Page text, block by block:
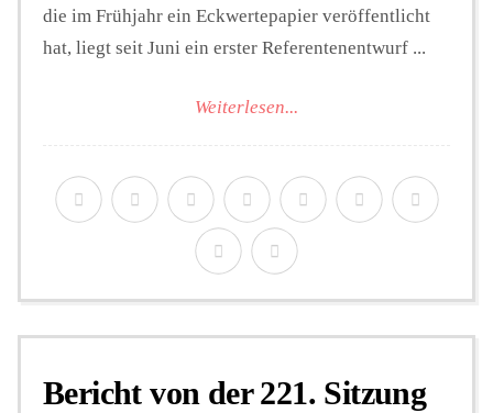
die im Frühjahr ein Eckwertepapier veröffentlicht
hat, liegt seit Juni ein erster Referentenentwurf ...
Weiterlesen...
Bericht von der 221. Sitzung